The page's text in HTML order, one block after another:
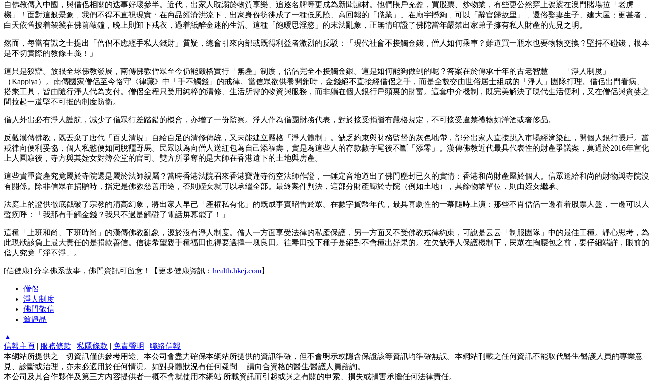
自佛教傳入中國，與僧侶相關的迭事好壞參半。近代，出家人耽溺於物質享樂、追逐名牌等更成為新聞題材。他們賬戶充盈，買股票、炒物業，有些更公然穿上袈裟在澳門賭場拉「老虎
機」！面對這般景象，我們不得不直視現實：在商品經濟洪流下，出家身份彷彿成了一種低風險、高回報的「職業」。在廟宇撈夠，可以「辭官歸故里」，還俗娶妻生子、建大屋；更甚者，
白天依舊披着袈裟在佛前敲鐘，晚上則卸下戒衣，過着紙醉金迷的生活。這種「飽暖思淫慾」的末法亂象，正無情印證了佛陀當年嚴禁出家弟子擁有私人財產的先見之明。
然而，每當有識之士提出「僧侶不應經手私人錢財」質疑，總會引來內部或既得利益者激烈的反駁：「現代社會不接觸金錢，僧人如何乘車？難道買一瓶水也要物物交換？堅持不碰錢，根本
是不切實際的教條主義！」
這只是狡辯。放眼全球佛教發展，南傳佛教僧眾至今仍能嚴格實行「無產」制度，僧侶完全不接觸金銀。這是如何能夠做到的呢？答案在於傳承千年的古老智慧——「淨人制度」
（Kappiya）。南傳國家僧侶至今恪守《律藏》中「手不觸錢」的戒律。當信眾欲供養開銷時，金錢絕不直接經僧侶之手，而是全數交由世俗居士組成的「淨人」團隊打理。僧侶出門看病、
搭乘工具，皆由隨行淨人代為支付。僧侶全程只受用純粹的清修、生活所需的物資與服務，而非躺在個人銀行戶頭裏的財富。這套中介機制，既完美解決了現代生活便利，又在僧侶與貪婪之
間拉起一道堅不可摧的制度防衞。
僧人外出必有淨人護航，減少了僧眾行差踏錯的機會，亦增了一份監察。淨人作為僧團財務代表，對於接受捐贈有嚴格規定，不可接受違禁禮物如洋酒或奢侈品。
反觀漢傳佛教，既丟棄了唐代「百丈清規」自給自足的清修傳統，又未能建立嚴格「淨人體制」。缺乏約束與財務監督的灰色地帶，部分出家人直接跳入市場經濟染缸，開個人銀行賬戶。當
戒律向便利妥協，個人私慾便如同脫韁野馬。民眾以為向僧人送紅包為自己添福壽，實是為這些人的存款數字尾後不斷「添零」。漢傳佛教近代最具代表性的財產爭議案，莫過於2016年宣化
上人圓寂後，寺方與其姪女對簿公堂的官司。雙方所爭奪的是大師在香港遺下的土地與房產。
這些貴重資產究竟屬於寺院還是屬於法師親屬？當時香港法院召來香港寶蓮寺衍空法師作證，一錘定音地道出了佛門塵封已久的實情：香港和尚財產屬於個人。信眾送給和尚的財物與寺院沒
有關係。除非信眾在捐贈時，指定是佛教慈善用途，否則姪女就可以承繼全部。最終案件判決，這部分財產歸於寺院（例如土地），其餘物業單位，則由姪女繼承。
法庭上的證供徹底戳破了宗教的清高幻象，將出家人早已「產權私有化」的既成事實昭告於眾。在數字貨幣年代，最具喜劇性的一幕隨時上演：那些不肖僧侶一邊看着股票大盤，一邊可以大
聲疾呼：「我那有手觸金錢？我只不過是觸碰了電話屏幕罷了！」
這種「上班和尚、下班時尚」的漢傳佛教亂象，源於沒有淨人制度。僧人一方面享受法律的私產保護，另一方面又不受佛教戒律約束，可說是云云「制服團隊」中的最佳工種。靜心思考，為
此現狀該負上最大責任的是捐款善信。信徒希望親手種福田也得要選擇一塊良田。往毒田投下種子是絕對不會種出好果的。在欠缺淨人保護機制下，民眾在掏腰包之前，要仔細端詳，眼前的
僧人究竟「淨不淨」。
[信健康] 分享佛系故事，佛門資訊可留意！【更多健康資訊： health.hkej.com】
僧侶
淨人制度
佛門敬信
翁靜晶
▲
信報主頁 | 服務條款 | 私隱條款 | 免責聲明 | 聯絡信報
本網站所提供之一切資訊僅供參考用途。本公司會盡力確保本網站所提供的資訊準確，但不會明示或隱含保證該等資訊均準確無誤。本網站刊載之任何資訊不能取代醫生∕醫護人員的專業意
見、診斷或治理，亦未必適用於任何情況。如對身體狀況有任何疑問， 請向合資格的醫生∕醫護人員諮詢。
本公司及其合作夥伴及第三方內容提供者一概不會就使用本網站 所載資訊而引起或與之有關的申索、損失或損害承擔任何法律責任。